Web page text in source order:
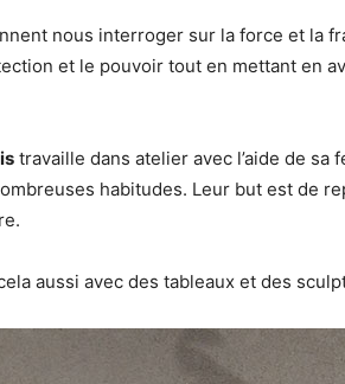
nous interroger sur la force et la
et le pouvoir tout en mettant en
travaille dans atelier avec l’aide de sa
habitudes. Leur but est de
aussi avec des tableaux et des